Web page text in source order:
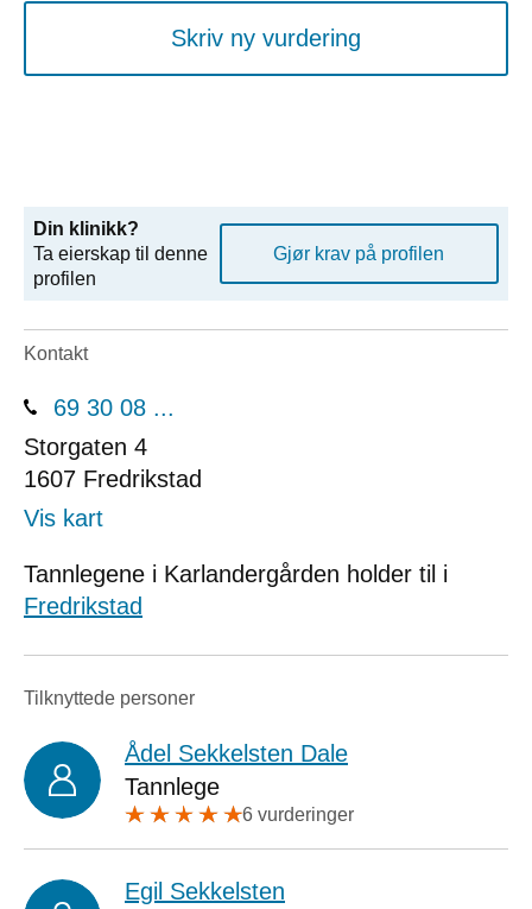
Skriv ny vurdering
Din klinikk?
Ta eierskap til denne
profilen
Gjør krav på profilen
Kontakt
69 30 08 ...
Storgaten 4
1607 Fredrikstad
Vis kart
Tannlegene i Karlandergården holder til i
Fredrikstad
Tilknyttede personer
Ådel Sekkelsten Dale
Tannlege
6 vurderinger
Egil Sekkelsten